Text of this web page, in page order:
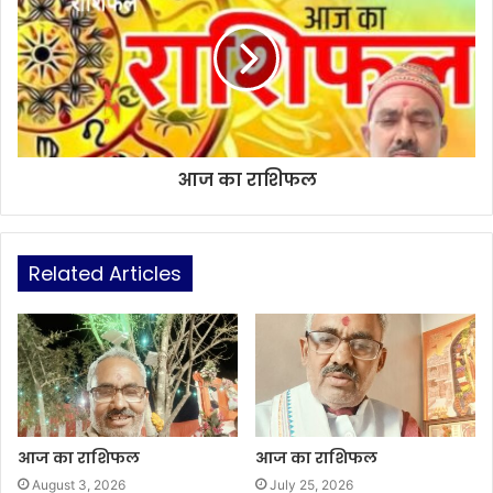
आज का राशिफल
Related Articles
आज का राशिफल
August 3, 2026
आज का राशिफल
July 25, 2026